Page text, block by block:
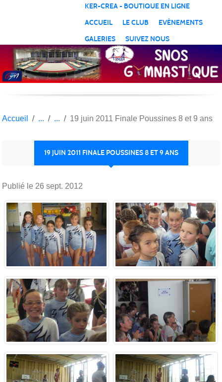
KER-CREA - BOUTIQUE EN LIGNE
ACCUEIL
LE CLUB
EVÈNEMENTS
GALERIES
SUIVEZ NOUS
Accueil 19 juin 2011 Finale Poussines 8 et 9 ans
19 JUIN 2011 FINALE POUSSINES 8 ET 9 ANS
Publié le 26 sept. 2012
Panneau de gestion des cookies